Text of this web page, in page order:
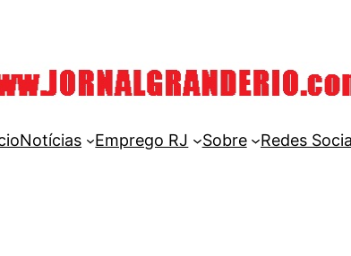
Notícias Emprego RJ Sobre Redes